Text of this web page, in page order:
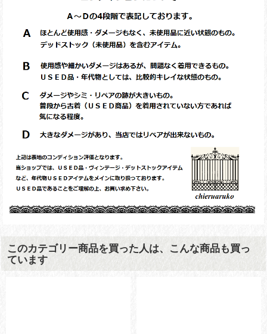
このカテゴリー商品を買った人は、こんな商品も買っ
ています